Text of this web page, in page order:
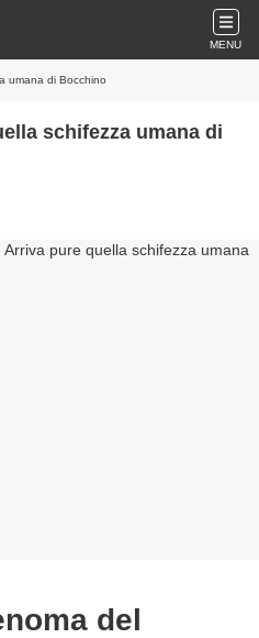
MENU
umana di Bocchino
schifezza umana di
del